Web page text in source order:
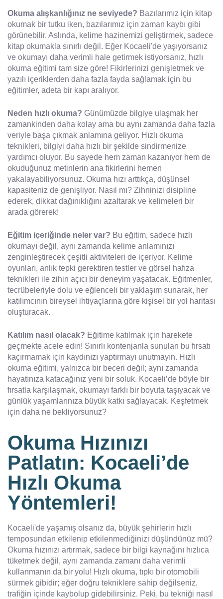
Okuma alışkanlığınız ne seviyede? Bazılarımız için kitap
okumak bir tutku iken, bazılarımız için zaman kaybı gibi
görünebilir. Aslında, kelime hazinemizi geliştirmek, sadece
kitap okumakla sınırlı değil. Eğer Kocaeli'de yaşıyorsanız
ve okumayı daha verimli hale getirmek istiyorsanız, hızlı
okuma eğitimi tam size göre! Fikirlerinizi genişletmek ve
yazılı içeriklerden daha fazla fayda sağlamak için bu
eğitimler, adeta bir kapı aralıyor.
Neden hızlı okuma? Günümüzde bilgiye ulaşmak her
zamankinden daha kolay ama bu aynı zamanda daha fazla
veriyle başa çıkmak anlamına geliyor. Hızlı okuma
teknikleri, bilgiyi daha hızlı bir şekilde sindirmenize
yardımcı oluyor. Bu sayede hem zaman kazanıyor hem de
okuduğunuz metinlerin ana fikirlerini hemen
yakalayabiliyorsunuz. Okuma hızı arttıkça, düşünsel
kapasiteniz de genişliyor. Nasıl mı? Zihninizi disipline
ederek, dikkat dağınıklığını azaltarak ve kelimeleri bir
arada görerek!
Eğitim içeriğinde neler var? Bu eğitim, sadece hızlı
okumayı değil, aynı zamanda kelime anlamınızı
zenginleştirecek çeşitli aktiviteleri de içeriyor. Kelime
oyunları, anlık tepki gerektiren testler ve görsel hafıza
teknikleri ile zihin açıcı bir deneyim yaşatacak. Eğitmenler,
tecrübeleriyle dolu ve eğlenceli bir yaklaşım sunarak, her
katılımcının bireysel ihtiyaçlarına göre kişisel bir yol haritası
oluşturacak.
Katılım nasıl olacak? Eğitime katılmak için harekete
geçmekte acele edin! Sınırlı kontenjanla sunulan bu fırsatı
kaçırmamak için kaydınızı yaptırmayı unutmayın. Hızlı
okuma eğitimi, yalnızca bir beceri değil; aynı zamanda
hayatınıza katacağınız yeni bir soluk. Kocaeli’de böyle bir
fırsatla karşılaşmak, okumayı farklı bir boyuta taşıyacak ve
günlük yaşamlarınıza büyük katkı sağlayacak. Keşfetmek
için daha ne bekliyorsunuz?
Okuma Hızınızı
Patlatın: Kocaeli’de
Hızlı Okuma
Yöntemleri!
Kocaeli'de yaşamış olsanız da, büyük şehirlerin hızlı
temposundan etkilenip etkilenmediğinizi düşündünüz mü?
Okuma hızınızı artırmak, sadece bir bilgi kaynağını hızlıca
tüketmek değil, aynı zamanda zamanı daha verimli
kullanmanın da bir yolu! Hızlı okuma, tıpkı bir otomobili
sürmek gibidir; eğer doğru tekniklere sahip değilseniz,
trafiğin içinde kaybolup gidebilirsiniz. Peki, bu tekniği nasıl